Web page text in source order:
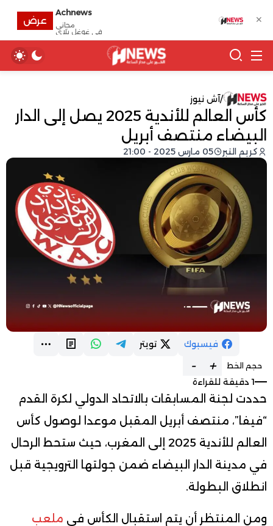
/آش نيوز
كأس العالم للأندية 2025 يصل إلى الدار
البيضاء منتصف أبريل
كريم التبر 05 مارس 2025 - 21:00
فيسبوك تويتر
حجم الخط +
-
1 دقيقة للقراءة
حددت لجنة المسابقات بالاتحاد الدولي لكرة القدم
“فيفا”، منتصف أبريل المقبل موعدا لوصول كأس
العالم للأندية 2025 إلى المغرب، حيث ستحط الرحال
في مدينة الدار البيضاء ضمن جولتها الترويجية قبل
انطلاق البطولة.
ومن المنتظر أن يتم استقبال الكأس في ملعب
✕
Achnews
مجانى
في غوغل بلاي
عرض